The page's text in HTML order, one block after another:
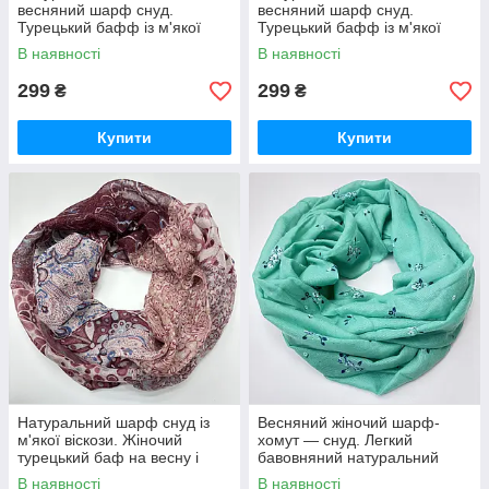
весняний шарф снуд.
Турецький бафф із м'якої
віскози Чорний
В наявності
299 ₴
Купити
весняний шарф снуд.
Турецький бафф із м'якої
віскози Синій
В наявності
299 ₴
Купити
Натуральний шарф снуд із
м'якої віскози. Жіночий
турецький баф на весну і
осінь Темно-зелений
В наявності
Весняний жіночий шарф-
хомут — снуд. Легкий
бавовняний натуральний
шарф снуд М'ятний
В наявності